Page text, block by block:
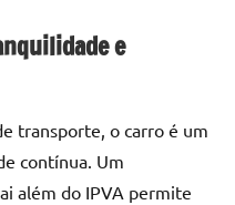
e
transporte, o carro é um
contínua. Um
além do IPVA permite